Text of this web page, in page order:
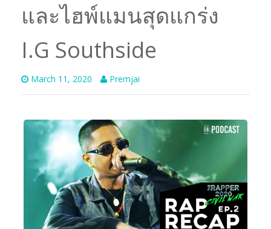
และไฮพ์แมนสุดแกร่ง
I.G Southside
March 11, 2020 Premjai